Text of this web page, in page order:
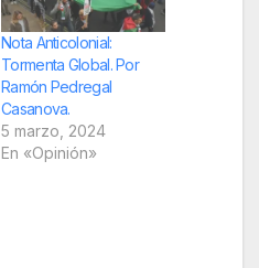
Nota Anticolonial:
Tormenta Global. Por
Ramón Pedregal
Casanova.
5 marzo, 2024
En «Opinión»